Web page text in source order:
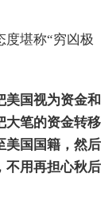
度堪称“穷凶极
美国视为资金和
大笔的资金转移
美国国籍，然后
不用再担心秋后